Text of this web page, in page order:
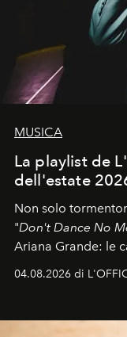
MUSICA
La playlist de
dell'estate
Non solo
"Don't Dance No
Ariana Grande: le
04.08.2026 di